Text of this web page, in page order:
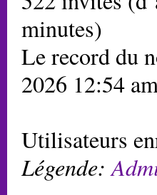
minutes)
Le record du
2026 12:54
Utilisateurs
Légende: